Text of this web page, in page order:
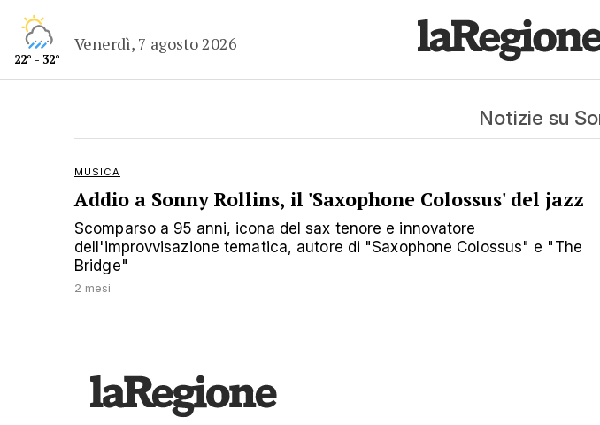
22° - 32°
Venerdì, 7 agosto 2026
Notizie su
MUSICA
Addio a Sonny Rollins, il 'Saxophone Colossus' del jazz
Scomparso a 95 anni, icona del sax tenore e innovatore
dell'improvvisazione tematica, autore di "Saxophone Colossus" e "The
Bridge"
2 mesi